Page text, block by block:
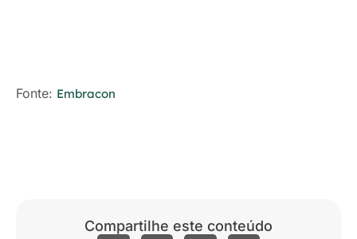
Fonte: Embracon
Compartilhe este conteúdo